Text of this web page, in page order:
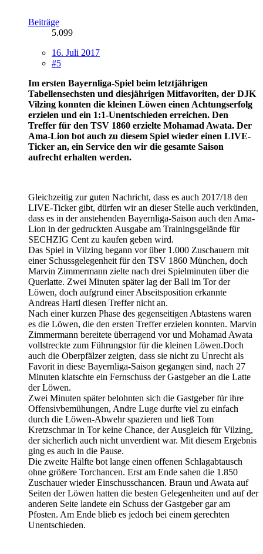
Beiträge
5.099
16. Juli 2017
#5
Im ersten Bayernliga-Spiel beim letztjährigen
Tabellensechsten und diesjährigen Mitfavoriten, der DJK
Vilzing konnten die kleinen Löwen einen Achtungserfolg
erzielen und ein 1:1-Unentschieden erreichen. Den
Treffer für den TSV 1860 erzielte Mohamad Awata. Der
Ama-Lion bot auch zu diesem Spiel wieder einen LIVE-
Ticker an, ein Service den wir die gesamte Saison
aufrecht erhalten werden.
Gleichzeitig zur guten Nachricht, dass es auch 2017/18 den
LIVE-Ticker gibt, dürfen wir an dieser Stelle auch verkünden,
dass es in der anstehenden Bayernliga-Saison auch den Ama-
Lion in der gedruckten Ausgabe am Trainingsgelände für
SECHZIG Cent zu kaufen geben wird.
Das Spiel in Vilzing begann vor über 1.000 Zuschauern mit
einer Schussgelegenheit für den TSV 1860 München, doch
Marvin Zimmermann zielte nach drei Spielminuten über die
Querlatte. Zwei Minuten später lag der Ball im Tor der
Löwen, doch aufgrund einer Abseitsposition erkannte
Andreas Hartl diesen Treffer nicht an.
Nach einer kurzen Phase des gegenseitigen Abtastens waren
es die Löwen, die den ersten Treffer erzielen konnten. Marvin
Zimmermann bereitete überragend vor und Mohamad Awata
vollstreckte zum Führungstor für die kleinen Löwen.Doch
auch die Oberpfälzer zeigten, dass sie nicht zu Unrecht als
Favorit in diese Bayernliga-Saison gegangen sind, nach 27
Minuten klatschte ein Fernschuss der Gastgeber an die Latte
der Löwen.
Zwei Minuten später belohnten sich die Gastgeber für ihre
Offensivbemühungen, Andre Luge durfte viel zu einfach
durch die Löwen-Abwehr spazieren und ließ Tom
Kretzschmar in Tor keine Chance, der Ausgleich für Vilzing,
der sicherlich auch nicht unverdient war. Mit diesem Ergebnis
ging es auch in die Pause.
Die zweite Hälfte bot lange einen offenen Schlagabtausch
ohne größere Torchancen. Erst am Ende sahen die 1.850
Zuschauer wieder Einschusschancen. Braun und Awata auf
Seiten der Löwen hatten die besten Gelegenheiten und auf der
anderen Seite landete ein Schuss der Gastgeber gar am
Pfosten. Am Ende blieb es jedoch bei einem gerechten
Unentschieden.